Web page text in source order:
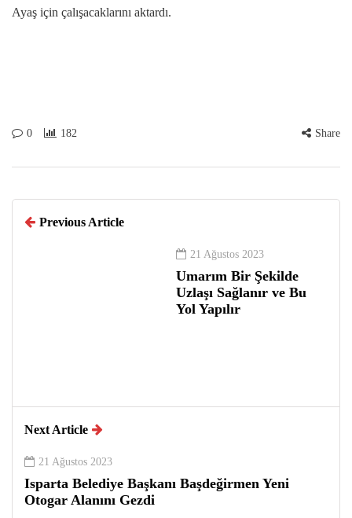
Ayaş için çalışacaklarını aktardı.
0 182 Share
Previous Article
21 Ağustos 2023
Umarım Bir Şekilde
Uzlaşı Sağlanır ve Bu
Yol Yapılır
Next Article
21 Ağustos 2023
Isparta Belediye Başkanı Başdeğirmen Yeni
Otogar Alanını Gezdi